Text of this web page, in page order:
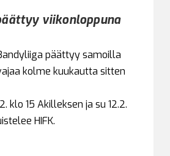
viikonloppuna
päättyy samoilla
kolme kuukautta sitten
klo 15 Akilleksen ja su 12.2.
HIFK.